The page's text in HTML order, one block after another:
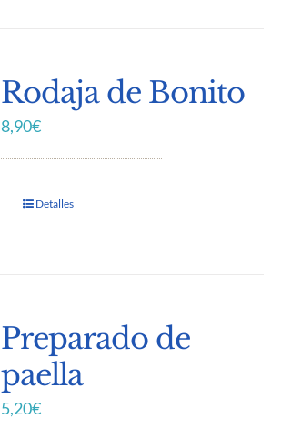
Rodaja de Bonito
8,90€
Detalles
Preparado de
paella
5,20€